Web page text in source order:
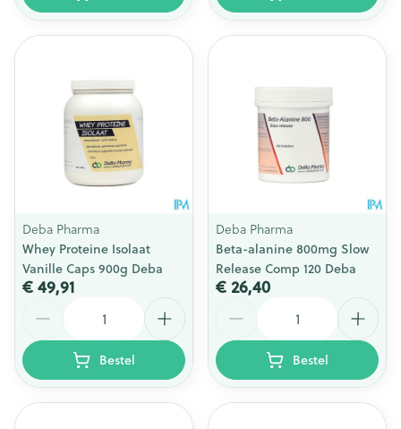
Deba Pharma
Whey Proteine Isolaat
Vanille Caps 900g Deba
€ 49,91
Bestel
Deba Pharma
Beta-alanine 800mg Slow
Release Comp 120 Deba
€ 26,40
Bestel